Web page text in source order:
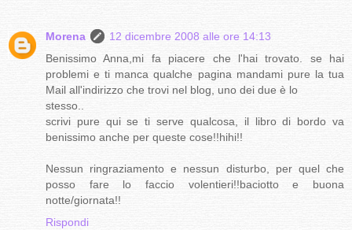
Morena
12 dicembre 2008 alle ore 14:13
Benissimo Anna,mi fa piacere che l'hai trovato. se hai
problemi e ti manca qualche pagina mandami pure la tua
Mail all'indirizzo che trovi nel blog, uno dei due è lo
stesso..
scrivi pure qui se ti serve qualcosa, il libro di bordo va
benissimo anche per queste cose!!hihi!!
Nessun ringraziamento e nessun disturbo, per quel che
posso fare lo faccio volentieri!!baciotto e buona
notte/giornata!!
Rispondi